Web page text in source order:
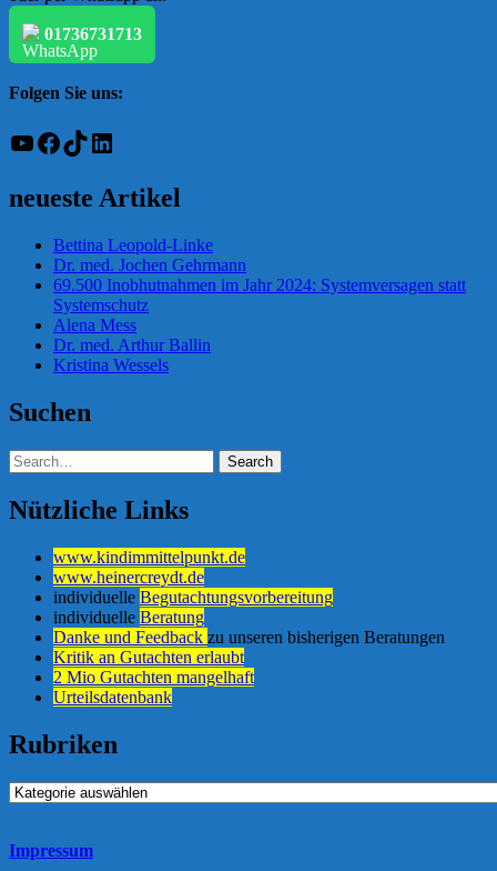
01736731713
Folgen Sie uns:
YouTube
Facebook
TikTokLinkedIn
neueste Artikel
Bettina Leopold-Linke
Dr. med. Jochen Gehrmann
69.500 Inobhutnahmen im Jahr 2024: Systemversagen statt
Systemschutz
Alena Mess
Dr. med. Arthur Ballin
Kristina Wessels
Suchen
Nützliche Links
www.kindimmittelpunkt.de
www.heinercreydt.de
individuelle Begutachtungsvorbereitung
individuelle Beratung
Danke und Feedback zu unseren bisherigen Beratungen
Kritik an Gutachten erlaubt
2 Mio Gutachten mangelhaft
Urteilsdatenbank
Rubriken
Rubriken
Impressum